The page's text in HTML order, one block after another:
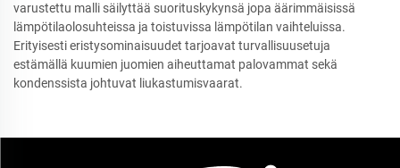
varustettu malli säilyttää suorituskykynsä jopa äärimmäisissä
lämpötilaolosuhteissa ja toistuvissa lämpötilan vaihteluissa.
Erityisesti eristysominaisuudet tarjoavat turvallisuusetuja
estämällä kuumien juomien aiheuttamat palovammat sekä
kondenssista johtuvat liukastumisvaarat.